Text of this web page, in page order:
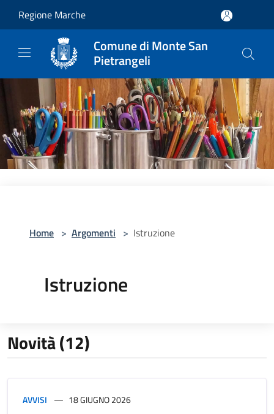
Regione Marche
Comune di Monte San
Pietrangeli
Home > Argomenti > Istruzione
Istruzione
Novità (12)
AVVISI 18 GIUGNO 2026